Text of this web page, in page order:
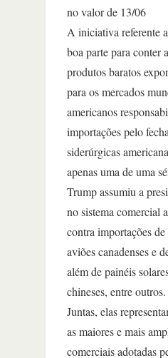
no valor de 13/06
A iniciativa referente
boa parte para conter
produtos baratos
para os mercados
americanos
importações pelo
siderúrgicas
apenas uma de uma
Trump assumiu a
no sistema comercial
contra importações
aviões canadenses e
além de painéis
chineses, entre outros.
Juntas, elas
as maiores e mais
comerciais adotadas